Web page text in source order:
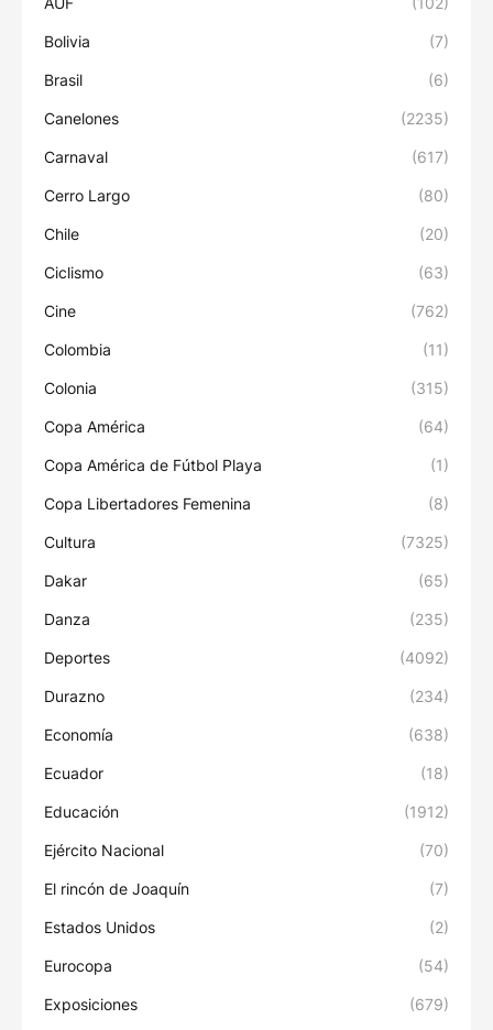
Bolivia (7)
Brasil (6)
Canelones (2235)
Carnaval (617)
Cerro Largo (80)
Chile (20)
Ciclismo (63)
Cine (762)
Colombia (11)
Colonia (315)
Copa América (64)
Copa América de Fútbol Playa (1)
Copa Libertadores Femenina (8)
Cultura (7325)
Dakar (65)
Danza (235)
Deportes (4092)
Durazno (234)
Economía (638)
Ecuador (18)
Educación (1912)
Ejército Nacional (70)
El rincón de Joaquín (7)
Estados Unidos (2)
Eurocopa (54)
Exposiciones (679)